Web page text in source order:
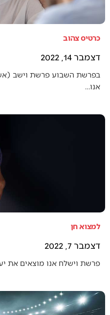
כרטיס צהוב
דצמבר 14, 2022
בפרשת השבוע פרשת וישב
אנו…
למצוא חן
דצמבר 7, 2022
פרשת וישלח אנו מוצאים את